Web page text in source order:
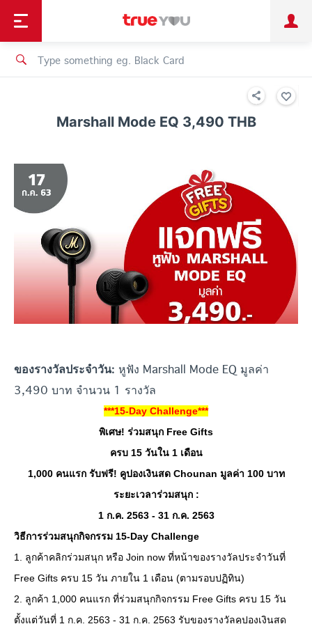
Personal Business
Shopping
เทรนด์เทคโนโลยี
Marshall Mode EQ 3,490 THB
ของรางวัลประจำวัน: หูฟัง Marshall Mode EQ มูลค่า
3,490 บาท จำนวน 1 รางวัล
***15-Day Challenge***
พิเศษ! ร่วมสนุก Free Gifts
ครบ 15 วันใน 1 เดือน
1,000 คนแรก รับฟรี! คูปองเงินสด Chounan มูลค่า 100 บาท
ระยะเวลาร่วมสนุก :
1 ก.ค. 2563 - 31 ก.ค. 2563
วิธีการร่วมสนุกกิจกรรม 15-Day Challenge
1. ลูกค้าคลิกร่วมสนุก หรือ Join now ที่หน้าของรางวัลประจำวันที่
Free Gifts ครบ 15 วัน ภายใน 1 เดือน (ตามรอบปฏิทิน)
2. ลูกค้า 1,000 คนแรก ที่ร่วมสนุกกิจกรรม Free Gifts ครบ 15 วัน
ตั้งแต่วันที่ 1 ก.ค. 2563 - 31 ก.ค. 2563 รับของรางวัลคูปองเงินสด